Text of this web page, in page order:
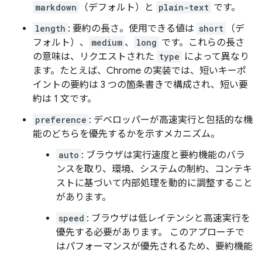
markdown （デフォルト）と plain-text です。
length : 要約の長さ。使用できる値は short
（デ
フォルト）、
medium 、 long です。これらの長さ
の意味は、リクエストされた type によって異なり
ます。たとえば、Chrome の実装では、短いキーポ
イントの要約は 3 つの箇条書きで構成され、短い要
約は 1 文です。
preference : デベロッパーが高速実行と包括的な機
能のどちらを優先するかを示すメカニズム。
auto : ブラウザは実行速度と要約機能のバラ
ンスを取り、環境、システムの制約、コンテキ
ストに基づいて内部処理を動的に調整すること
があります。
speed : ブラウザは低レイテンシと高速実行を
優先する必要があります。 このアプローチで
はパフォーマンスが優先されるため、要約機能